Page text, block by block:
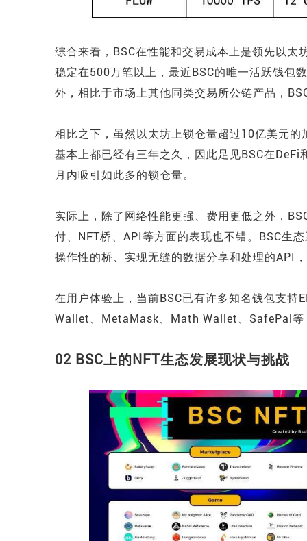
综合来看，BSC在性能和交易成本上是领先以
稳定在500万笔以上，最近BSC的唯一活跃钱包
外，相比于市场上其他同类交易所公链产品，
相比之下，虽然以太坊上锁仓量超过10亿美元
基本上都已经有三年之久，因此足见BSC在
月内吸引如此多的锁仓量。
实际上，除了网络性能更强、费用更低之外，
付、NFT桥、API等方面的表现也不错。BSC生
操作性的桥、实现无缝的数据分享和处理的API
在用户体验上，当前BSC已有许多知名钱包支
Wallet、MetaMask、Math Wallet、SafePal
02 BSC上的NFT生态发展现状与挑战